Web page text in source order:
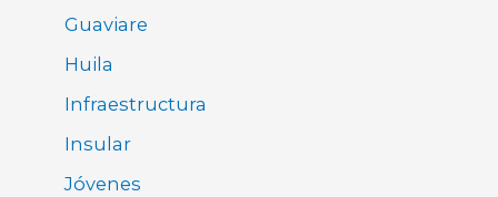
Guaviare
Huila
Infraestructura
Insular
Jóvenes